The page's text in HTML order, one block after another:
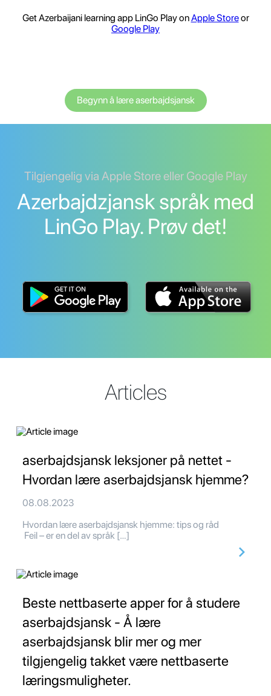
Get Azerbaijani learning app LinGo Play onApple Storeor
Google Play
Begynn å lære aserbajdsjansk
Tilgjengelig via Apple Store eller Google Play
Azerbajdzjansk språk med
LinGo Play. Prøv det!
Articles
aserbajdsjansk leksjoner på nettet -
Hvordan lære aserbajdsjansk hjemme?
08.08.2023
Hvordan lære aserbajdsjansk hjemme: tips og råd
Feil – er en del av språk […]
Beste nettbaserte apper for å studere
aserbajdsjansk - Å lære
aserbajdsjansk blir mer og mer
tilgjengelig takket være nettbaserte
læringsmuligheter.